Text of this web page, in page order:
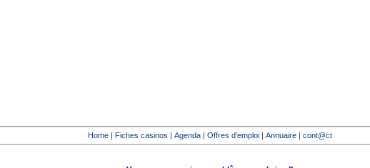
Home | Fiches casinos | Agenda | Offres d'emploi | Annuaire | cont@ct